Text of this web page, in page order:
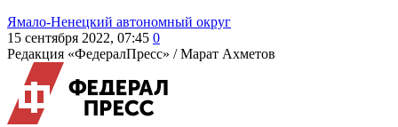
Ямало-Ненецкий автономный округ
15 сентября 2022, 07:45 0
Редакция «ФедералПресс» /Марат Ахметов